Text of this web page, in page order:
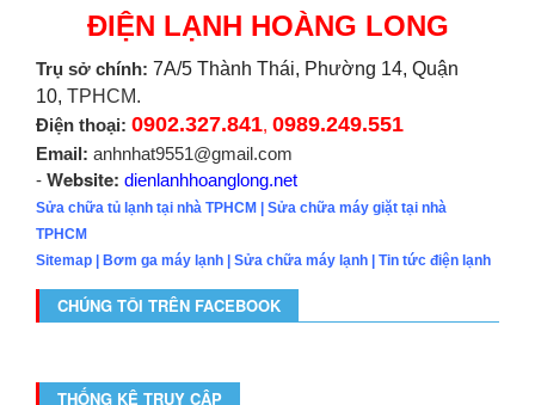
ĐIỆN LẠNH HOÀNG LONG
Trụ sở chính: 7A/5 Thành Thái, Phường 14, Quận
10, TPHCM.
Điện thoại: 0902.327.841, 0989.249.551
Email: anhnhat9551@gmail.com
- Website: dienlanhhoanglong.net
Sửa chữa tủ lạnh tại nhà TPHCM | Sửa chữa máy giặt tại nhà
TPHCM
Sitemap | Bơm ga máy lạnh | Sửa chữa máy lạnh | Tin tức điện lạnh
CHÚNG TÔI TRÊN FACEBOOK
THỐNG KÊ TRUY CẬP